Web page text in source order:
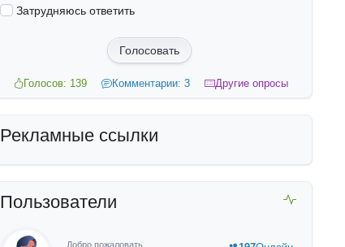
Затрудняюсь ответить
Голосовать
Голосов: 139 Комментарии: 3 Другие опросы
Рекламные ссылки
Пользователи
Добро пожаловать,